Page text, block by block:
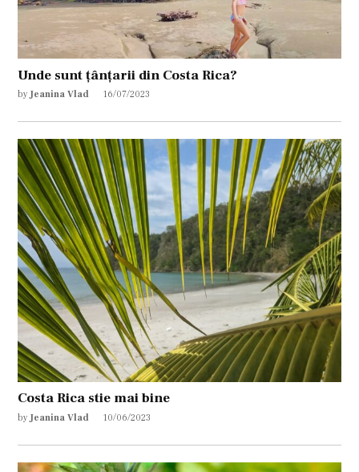
Unde sunt țânțarii din Costa Rica?
by Jeanina Vlad 16/07/2023
Costa Rica stie mai bine
by Jeanina Vlad 10/06/2023